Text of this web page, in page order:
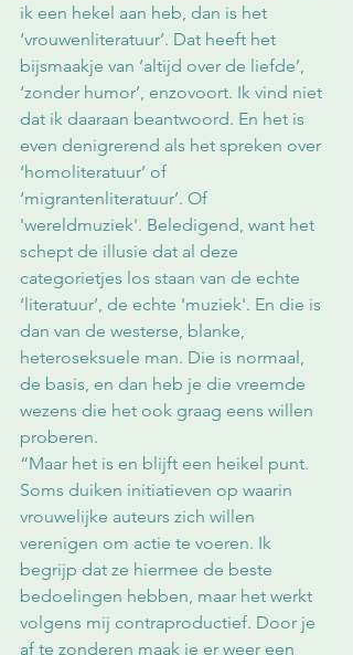
ik een hekel aan heb, dan is het
‘vrouwenliteratuur’. Dat heeft het
bijsmaakje van ‘altijd over de liefde’,
‘zonder humor’, enzovoort. Ik vind niet
dat ik daaraan beantwoord. En het is
even denigrerend als het spreken over
‘homoliteratuur’ of
‘migrantenliteratuur’. Of
'wereldmuziek'. Beledigend, want het
schept de illusie dat al deze
categorietjes los staan van de echte
‘literatuur’, de echte 'muziek'. En die is
dan van de westerse, blanke,
heteroseksuele man. Die is normaal,
de basis, en dan heb je die vreemde
wezens die het ook graag eens willen
proberen.
“Maar het is en blijft een heikel punt.
Soms duiken initiatieven op waarin
vrouwelijke auteurs zich willen
verenigen om actie te voeren. Ik
begrijp dat ze hiermee de beste
bedoelingen hebben, maar het werkt
volgens mij contraproductief. Door je
af te zonderen maak je er weer een